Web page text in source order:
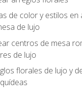
de color y estilos
de lujo
centros de mesa
de lujo
florales de lujo y